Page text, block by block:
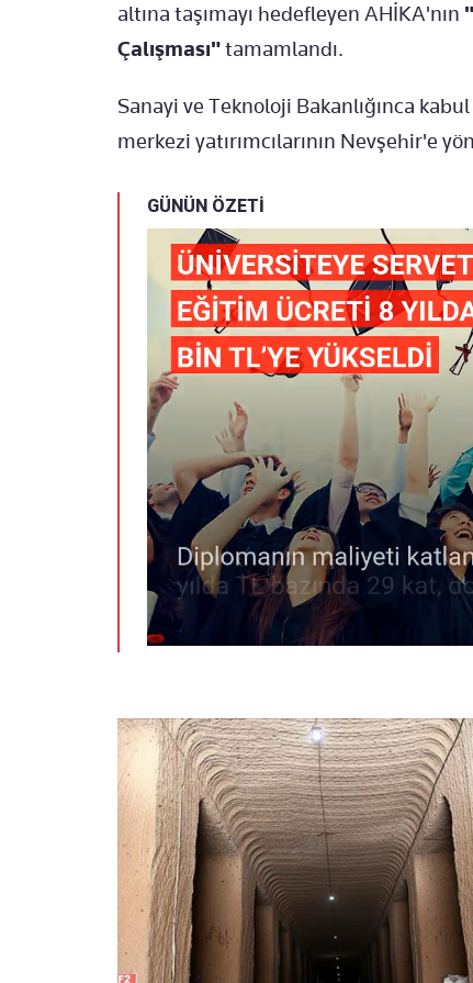
altına taşımayı hedefleyen AHİKA'nın
Çalışması"tamamlandı.
Sanayi ve Teknoloji Bakanlığınca
merkezi yatırımcılarının Nevşehir'e
GÜNÜN ÖZETİ